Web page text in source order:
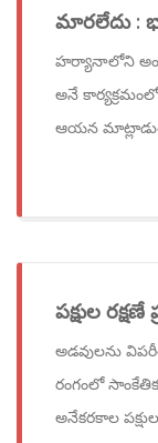
మారలేదు :
హర్యానాలోని
అనే
ఆయన
పక్షుల రక్షణే
అడవులను
రంగంలో
అనేకరకాల